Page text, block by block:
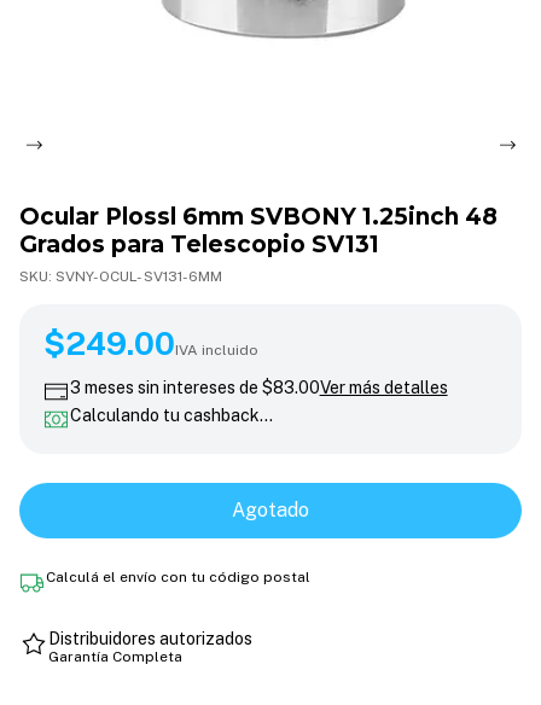
Ocular Plossl 6mm SVBONY 1.25inch 48
Grados para Telescopio SV131
SKU: SVNY-OCUL- SV131-6MM
$249.00
$249.00IVA incluido
3 meses sin intereses de $83.00Ver más detalles
Calculando tu cashback…
Calculá el envío con tu código postal
Distribuidores autorizados
Garantía Completa